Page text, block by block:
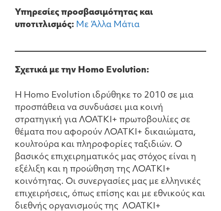
Υπηρεσίες προσβασιμότητας και
υποτιτλισμός: Με Άλλα Μάτια
Σχετικά με την Homo Evolution:
Η Homo Evolution ιδρύθηκε το 2010 σε μια
προσπάθεια να συνδυάσει μια κοινή
στρατηγική για ΛΟΑΤΚΙ+ πρωτοβουλίες σε
θέματα που αφορούν ΛΟΑΤΚΙ+ δικαιώματα,
κουλτούρα και πληροφορίες ταξιδιών. Ο
βασικός επιχειρηματικός μας στόχος είναι η
εξέλιξη και η προώθηση της ΛΟΑΤΚΙ+
κοινότητας. Οι συνεργασίες μας με ελληνικές
επιχειρήσεις, όπως επίσης και με εθνικούς και
διεθνής οργανισμούς της ΛΟΑΤΚΙ+